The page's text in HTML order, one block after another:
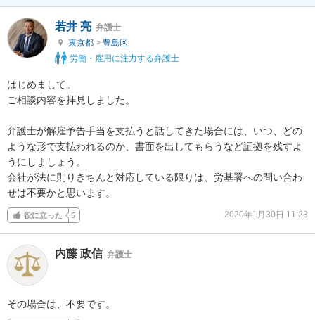
若井 亮 弁護士
東京都 > 豊島区
労働・雇用に注力する弁護士
はじめまして。
ご相談内容を拝見しました。
弁護士が解雇予告手当を支払うと話してきた場合には、いつ、どの
ような形で支払われるのか、書面を出してもらうなど証拠を残すよ
うにしましょう。
会社が法に則りきちんと対応している限りは、労基署への問い合わ
せは不要かと思います。
役に立った 5 2020年1月30日 11:23
内藤 政信 弁護士
その場合は、不要です。